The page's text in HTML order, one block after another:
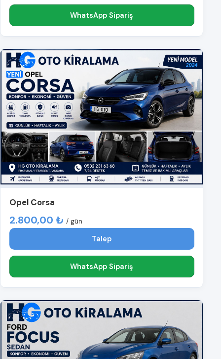
WhatsApp Sipariş
Opel Corsa
2.800,00 ₺ / gün
Talep
WhatsApp Sipariş